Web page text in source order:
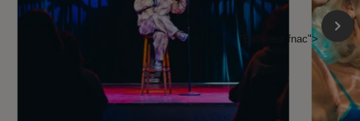
l'Éclaireur fnac">